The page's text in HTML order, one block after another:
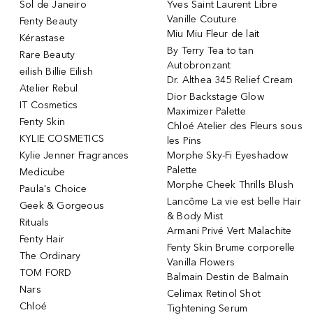
Sol de Janeiro
Fenty Beauty
Kérastase
Rare Beauty
eilish Billie Eilish
Atelier Rebul
IT Cosmetics
Fenty Skin
KYLIE COSMETICS
Kylie Jenner Fragrances
Medicube
Paula's Choice
Geek & Gorgeous
Rituals
Fenty Hair
The Ordinary
TOM FORD
Nars
Chloé
Yves Saint Laurent Libre
Vanille Couture
Miu Miu Fleur de lait
By Terry Tea to tan
Autobronzant
Dr. Althea 345 Relief Cream
Dior Backstage Glow
Maximizer Palette
Chloé Atelier des Fleurs sous
les Pins
Morphe Sky-Fi Eyeshadow
Palette
Morphe Cheek Thrills Blush
Lancôme La vie est belle Hair
& Body Mist
Armani Privé Vert Malachite
Fenty Skin Brume corporelle
Vanilla Flowers
Balmain Destin de Balmain
Celimax Retinol Shot
Tightening Serum